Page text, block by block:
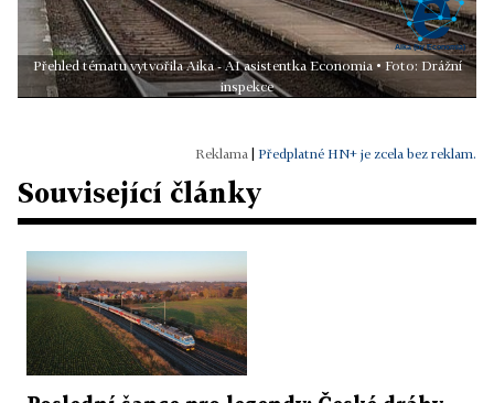
Přehled tématu vytvořila Aika - AI asistentka Economia • Foto: Drážní
inspekce
Předplatné HN+ je zcela bez reklam.
Související články